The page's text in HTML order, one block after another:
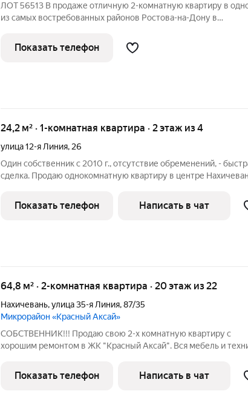
ЛОТ 56513 В продаже отличную 2-комнатную квартиру в
из самых востребованных районов Ростова-на-Дону в
Квартира расположена на комфортном 5-м этаже 5-этажного
панельного дома (1969
Показать телефон
24,2 м² · 1-комнатная квартира · 2 этаж из 4
улица 12-я Линия, 26
Один собственник с 2010 г., отсутствие обременений, -
сделка. Продаю однокомнатную квартиру в центре
Театральная площадь, парки Революции и В.Черевичкина,
Показать телефон Написать в чат
64,8 м² · 2-комнатная квартира · 20 этаж из 22
Нахичевань,улица 35-я Линия,87/35
Микрорайон «Красный Аксай»
СОБСТВЕННИК!!! Продаю свою 2-х комнатную квартиру с
хорошим ремонтом в ЖК "Красный Аксай". Вся мебель и
сделке. Без ограничений, обременений, залогов, ипотек и
прочего. Полная сумма
Показать телефон Написать в чат